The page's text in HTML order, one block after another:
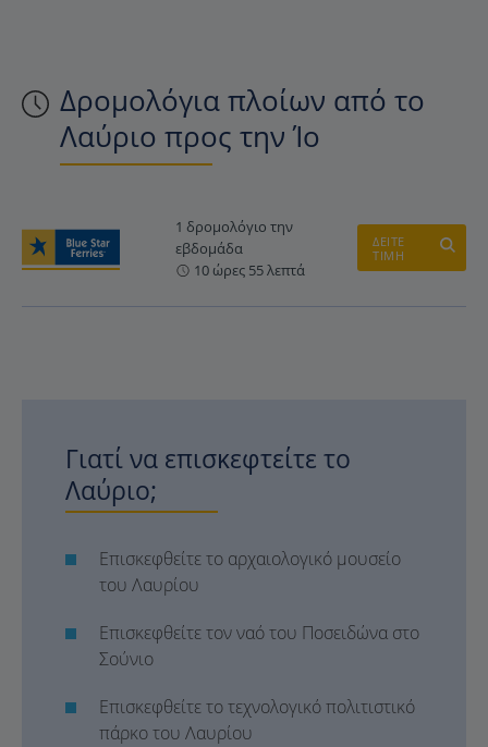
Δρομολόγια πλοίων από το
Λαύριο προς την Ίο
1 δρομολόγιο την
εβδομάδα
10 ώρες 55 λεπτά
ΔΕΙΤΕ
ΤΙΜΗ
Γιατί να επισκεφτείτε το
Λαύριο;
Επισκεφθείτε το αρχαιολογικό μουσείο
του Λαυρίου
Επισκεφθείτε τον ναό του Ποσειδώνα στο
Σούνιο
Επισκεφθείτε το τεχνολογικό πολιτιστικό
πάρκο του Λαυρίου